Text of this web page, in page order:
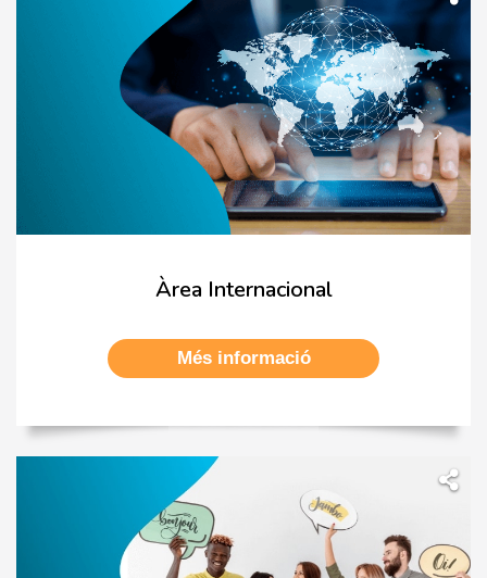
Àrea Internacional
Més informació